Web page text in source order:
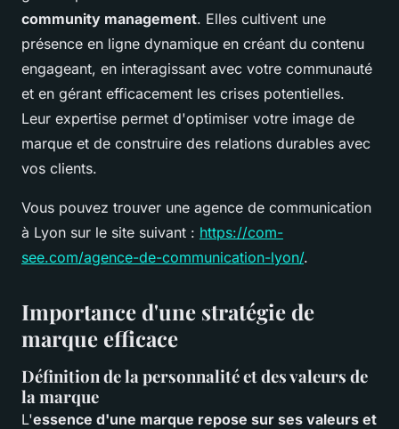
community management. Elles cultivent une
présence en ligne dynamique en créant du contenu
engageant, en interagissant avec votre communauté
et en gérant efficacement les crises potentielles.
Leur expertise permet d'optimiser votre image de
marque et de construire des relations durables avec
vos clients.
Vous pouvez trouver une agence de communication
à Lyon sur le site suivant : https://com-
see.com/agence-de-communication-lyon/.
Importance d'une stratégie de
marque efficace
Définition de la personnalité et des valeurs de
la marque
L'essence d'une marque repose sur ses valeurs et